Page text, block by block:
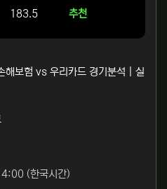
183.5 추천
보험 vs 우리카드 경기분석 | 실
(한국시간)